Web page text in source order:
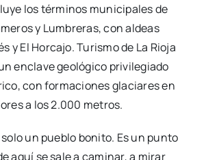
los términos municipales de
y Lumbreras, con aldeas
y El Horcajo. Turismo de La Rioja
enclave geológico privilegiado
con formaciones glaciares en
a los 2.000 metros.
un pueblo bonito. Es un punto
aquí se sale a caminar, a mirar